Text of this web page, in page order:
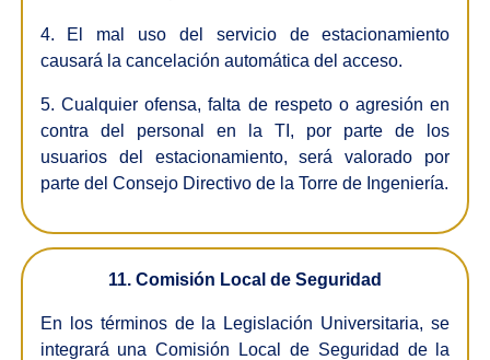
4. El mal uso del servicio de estacionamiento
causará la cancelación automática del acceso.
5. Cualquier ofensa, falta de respeto o agresión en
contra del personal en la TI, por parte de los
usuarios del estacionamiento, será valorado por
parte del Consejo Directivo de la Torre de Ingeniería.
11. Comisión Local de Seguridad
En los términos de la Legislación Universitaria, se
integrará una Comisión Local de Seguridad de la